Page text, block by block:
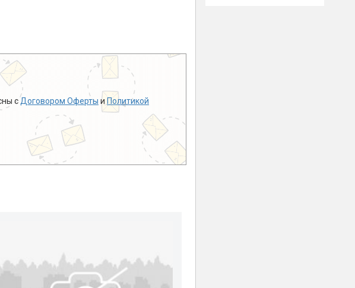
с Договором Оферты и Политикой